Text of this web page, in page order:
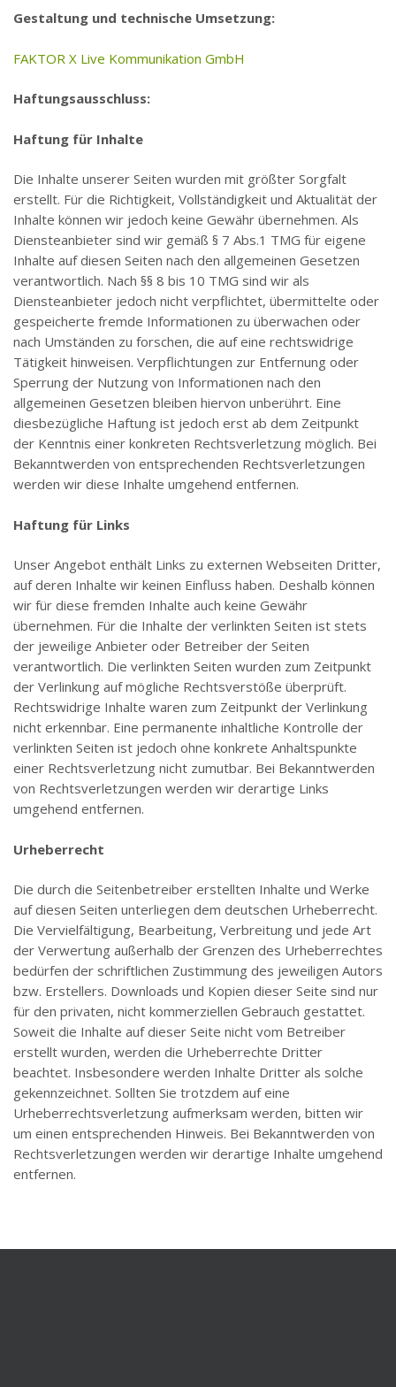
Gestaltung und technische Umsetzung:
FAKTOR X Live Kommunikation GmbH
Haftungsausschluss:
Haftung für Inhalte
Die Inhalte unserer Seiten wurden mit größter Sorgfalt
erstellt. Für die Richtigkeit, Vollständigkeit und Aktualität der
Inhalte können wir jedoch keine Gewähr übernehmen. Als
Diensteanbieter sind wir gemäß § 7 Abs.1 TMG für eigene
Inhalte auf diesen Seiten nach den allgemeinen Gesetzen
verantwortlich. Nach §§ 8 bis 10 TMG sind wir als
Diensteanbieter jedoch nicht verpflichtet, übermittelte oder
gespeicherte fremde Informationen zu überwachen oder
nach Umständen zu forschen, die auf eine rechtswidrige
Tätigkeit hinweisen. Verpflichtungen zur Entfernung oder
Sperrung der Nutzung von Informationen nach den
allgemeinen Gesetzen bleiben hiervon unberührt. Eine
diesbezügliche Haftung ist jedoch erst ab dem Zeitpunkt
der Kenntnis einer konkreten Rechtsverletzung möglich. Bei
Bekanntwerden von entsprechenden Rechtsverletzungen
werden wir diese Inhalte umgehend entfernen.
Haftung für Links
Unser Angebot enthält Links zu externen Webseiten Dritter,
auf deren Inhalte wir keinen Einfluss haben. Deshalb können
wir für diese fremden Inhalte auch keine Gewähr
übernehmen. Für die Inhalte der verlinkten Seiten ist stets
der jeweilige Anbieter oder Betreiber der Seiten
verantwortlich. Die verlinkten Seiten wurden zum Zeitpunkt
der Verlinkung auf mögliche Rechtsverstöße überprüft.
Rechtswidrige Inhalte waren zum Zeitpunkt der Verlinkung
nicht erkennbar. Eine permanente inhaltliche Kontrolle der
verlinkten Seiten ist jedoch ohne konkrete Anhaltspunkte
einer Rechtsverletzung nicht zumutbar. Bei Bekanntwerden
von Rechtsverletzungen werden wir derartige Links
umgehend entfernen.
Urheberrecht
Die durch die Seitenbetreiber erstellten Inhalte und Werke
auf diesen Seiten unterliegen dem deutschen Urheberrecht.
Die Vervielfältigung, Bearbeitung, Verbreitung und jede Art
der Verwertung außerhalb der Grenzen des Urheberrechtes
bedürfen der schriftlichen Zustimmung des jeweiligen Autors
bzw. Erstellers. Downloads und Kopien dieser Seite sind nur
für den privaten, nicht kommerziellen Gebrauch gestattet.
Soweit die Inhalte auf dieser Seite nicht vom Betreiber
erstellt wurden, werden die Urheberrechte Dritter
beachtet. Insbesondere werden Inhalte Dritter als solche
gekennzeichnet. Sollten Sie trotzdem auf eine
Urheberrechtsverletzung aufmerksam werden, bitten wir
um einen entsprechenden Hinweis. Bei Bekanntwerden von
Rechtsverletzungen werden wir derartige Inhalte umgehend
entfernen.